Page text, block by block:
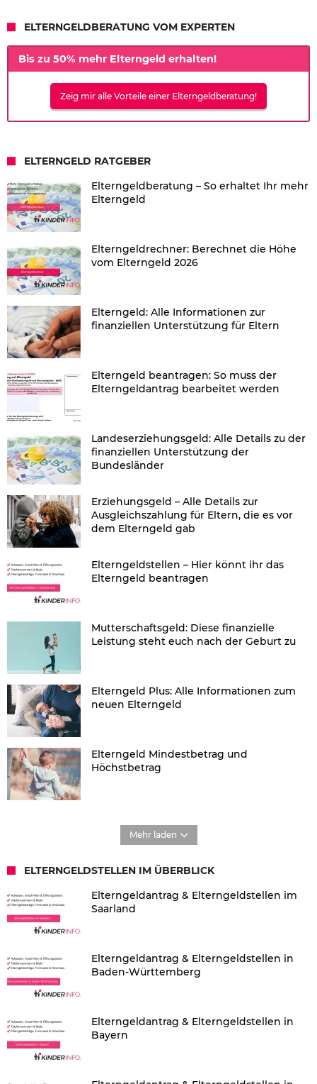
ELTERNGELDBERATUNG VOM EXPERTEN
Bis zu 50% mehr Elterngeld erhalten!
Zeig mir alle Vorteile einer Elterngeldberatung!
ELTERNGELD RATGEBER
Elterngeldberatung – So erhaltet Ihr mehr
Elterngeld
Elterngeldrechner: Berechnet die Höhe
vom Elterngeld 2026
Elterngeld: Alle Informationen zur
finanziellen Unterstützung für Eltern
Elterngeld beantragen: So muss der
Elterngeldantrag bearbeitet werden
Landeserziehungsgeld: Alle Details zu der
finanziellen Unterstützung der
Bundesländer
Erziehungsgeld – Alle Details zur
Ausgleichszahlung für Eltern, die es vor
dem Elterngeld gab
Elterngeldstellen – Hier könnt ihr das
Elterngeld beantragen
Mutterschaftsgeld: Diese finanzielle
Leistung steht euch nach der Geburt zu
Elterngeld Plus: Alle Informationen zum
neuen Elterngeld
Elterngeld Mindestbetrag und
Höchstbetrag
Mehr laden
ELTERNGELDSTELLEN IM ÜBERBLICK
Elterngeldantrag & Elterngeldstellen im
Saarland
Elterngeldantrag & Elterngeldstellen in
Baden-Württemberg
Elterngeldantrag & Elterngeldstellen in
Bayern